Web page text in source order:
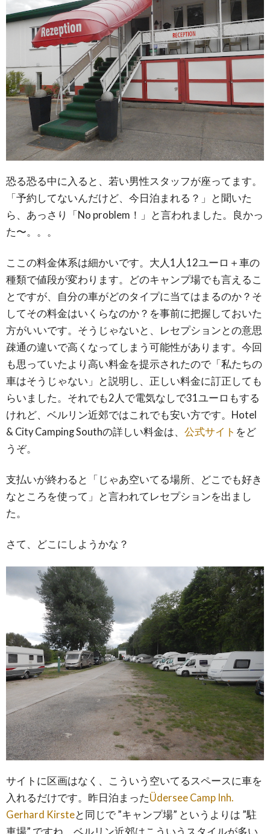
恐る恐る中に入ると、若い男性スタッフが座ってます。
「予約してないんだけど、今日泊まれる？」と聞いた
ら、あっさり「No problem！」と言われました。良かっ
た〜。。。
ここの料金体系は細かいです。大人1人12ユーロ＋車の
種類で値段が変わります。どのキャンプ場でも言えるこ
とですが、自分の車がどのタイプに当てはまるのか？そ
してその料金はいくらなのか？を事前に把握しておいた
方がいいです。そうじゃないと、レセプションとの意思
疎通の違いで高くなってしまう可能性があります。今回
も思っていたより高い料金を提示されたので「私たちの
車はそうじゃない」と説明し、正しい料金に訂正しても
らいました。それでも2人で電気なしで31ユーロもする
けれど、ベルリン近郊ではこれでも安い方です。Hotel
& City Camping Southの詳しい料金は、 公式サイト をど
うぞ。
支払いが終わると「じゃあ空いてる場所、どこでも好き
なところを使って」と言われてレセプションを出まし
た。
さて、どこにしようかな？
サイトに区画はなく、こういう空いてるスペースに車を
入れるだけです。昨日泊まったÜdersee Camp Inh.
Gerhard Kirsteと同じで ”キャンプ場” というよりは ”駐